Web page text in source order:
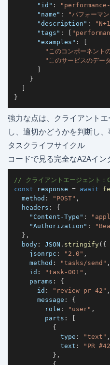
"id" :
"name" : "パフォーマ
"description" :
"tags" : [
"examples" :
[
"このコンポーネント
"このサービスのデー
]
}
]
}
強力な点は、クライアント
し、適切かどうかを判断し
タスクライフサイクル
コードで見る完全なA2Aイン
// クライアントエージェント
const response = await
  method
: "POST" ,
  headers
:
{
"Content-Type" :
"Authorization" :
} ,
  body
: JSON . stringify( {
    jsonrpc
: "2.0" ,
    method
: "tasks/send" ,
    id
: "task-001" ,
    params
:
{
      id
: "review-pr-42" ,
      message
:
{
        role
: "user" ,
        parts
:
[
{
            type
: "text" ,
            text
:
"PR #42
} ,